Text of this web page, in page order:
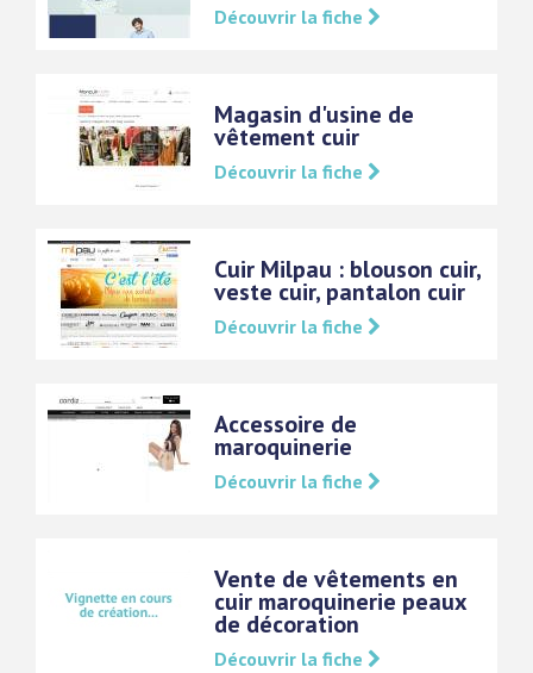
Découvrir la fiche
Magasin d'usine de
vêtement cuir
Découvrir la fiche
Cuir Milpau : blouson cuir,
veste cuir, pantalon cuir
Découvrir la fiche
Accessoire de
maroquinerie
Découvrir la fiche
Vente de vêtements en
cuir maroquinerie peaux
de décoration
Découvrir la fiche